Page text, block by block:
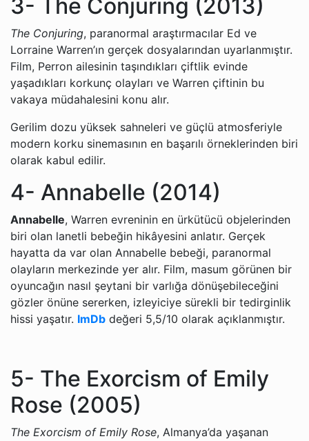
3- The Conjuring (2013)
The Conjuring, paranormal araştırmacılar Ed ve
Lorraine Warren’ın gerçek dosyalarından uyarlanmıştır.
Film, Perron ailesinin taşındıkları çiftlik evinde
yaşadıkları korkunç olayları ve Warren çiftinin bu
vakaya müdahalesini konu alır.
Gerilim dozu yüksek sahneleri ve güçlü atmosferiyle
modern korku sinemasının en başarılı örneklerinden biri
olarak kabul edilir.
4- Annabelle (2014)
Annabelle, Warren evreninin en ürkütücü objelerinden
biri olan lanetli bebeğin hikâyesini anlatır. Gerçek
hayatta da var olan Annabelle bebeği, paranormal
olayların merkezinde yer alır. Film, masum görünen bir
oyuncağın nasıl şeytani bir varlığa dönüşebileceğini
gözler önüne sererken, izleyiciye sürekli bir tedirginlik
hissi yaşatır. ImDb değeri 5,5/10 olarak açıklanmıştır.
5- The Exorcism of Emily
Rose (2005)
The Exorcism of Emily Rose, Almanya’da yaşanan